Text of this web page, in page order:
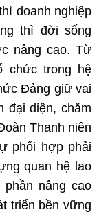
doanh nghiệp
thì đời sống
nâng cao. Từ
chức trong hệ
Đảng giữ vai
đại diện, chăm
Thanh niên
phối hợp phải
quan hệ lao
nâng cao
triển bền vững